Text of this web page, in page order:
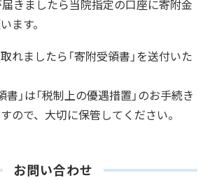
届きましたら当院指定の口座に寄附金
ます。
れましたら「寄附受領書」を送付いた
書」は「税制上の優遇措置」のお手続き
ので、大切に保管してください。
お問い合わせ